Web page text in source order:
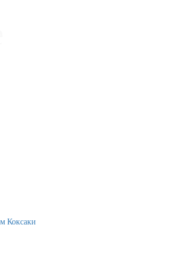
Коксаки